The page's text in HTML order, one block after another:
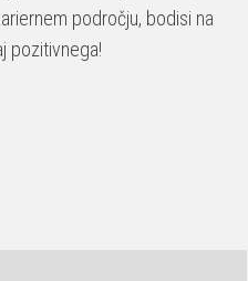
področju, bodisi na
pozitivnega!